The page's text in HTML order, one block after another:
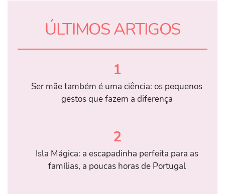
ÚLTIMOS ARTIGOS
1
Ser mãe também é uma ciência: os pequenos
gestos que fazem a diferença
2
Isla Mágica: a escapadinha perfeita para as
famílias, a poucas horas de Portugal